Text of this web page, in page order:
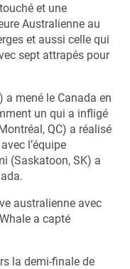
et une
Australienne au
et aussi celle qui
sept attrapés pour
a mené le Canada en
un qui a infligé
QC) a réalisé
l’équipe
(Saskatoon, SK) a
australienne avec
a capté
la demi-finale de